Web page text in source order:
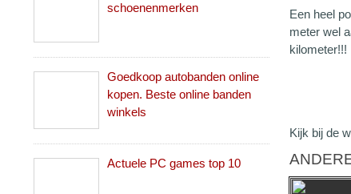
Een heel
meter wel
kilometer!!!
Kijk bij de
schoenenmerken
Goedkoop autobanden online
kopen. Beste online banden
winkels
Actuele PC games top 10